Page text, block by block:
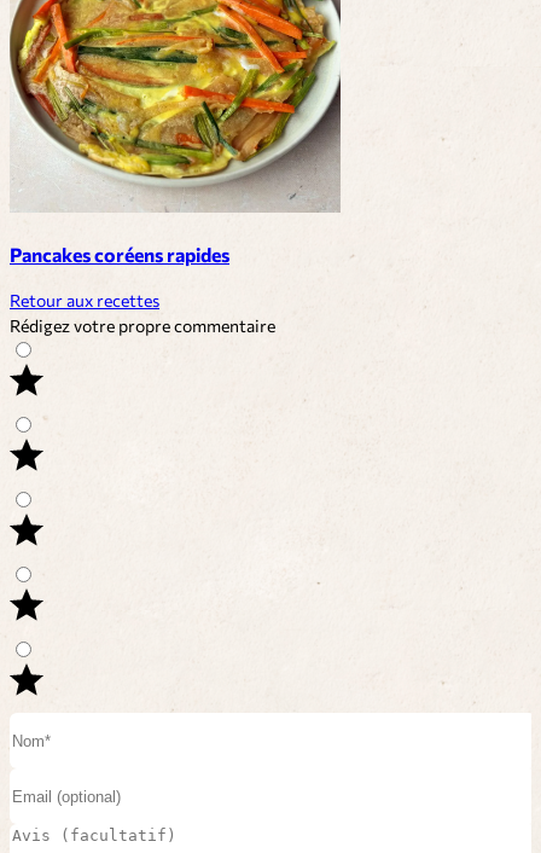
Pancakes coréens rapides
Retour aux recettes
Rédigez votre propre commentaire